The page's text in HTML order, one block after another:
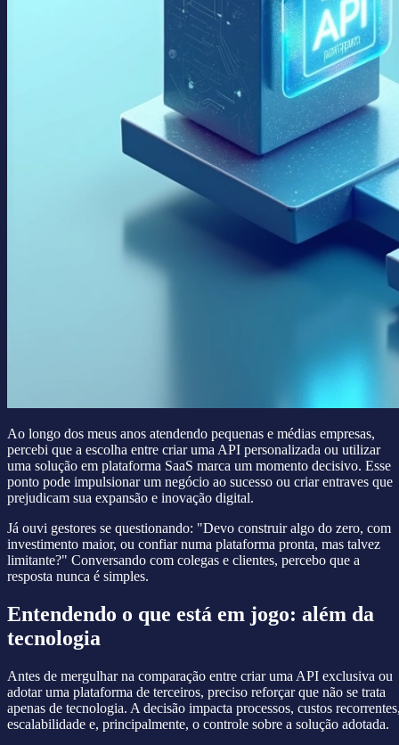
Ao longo dos meus anos atendendo pequenas e médias empresas,
percebi que a escolha entre criar uma API personalizada ou utilizar
uma solução em plataforma SaaS marca um momento decisivo. Esse
ponto pode impulsionar um negócio ao sucesso ou criar entraves que
prejudicam sua expansão e inovação digital.
Já ouvi gestores se questionando: "Devo construir algo do zero, com
investimento maior, ou confiar numa plataforma pronta, mas talvez
limitante?" Conversando com colegas e clientes, percebo que a
resposta nunca é simples.
Entendendo o que está em jogo: além da
tecnologia
Antes de mergulhar na comparação entre criar uma API exclusiva ou
adotar uma plataforma de terceiros, preciso reforçar que não se trata
apenas de tecnologia. A decisão impacta processos, custos
escalabilidade e, principalmente, o controle sobre a solução adotada.